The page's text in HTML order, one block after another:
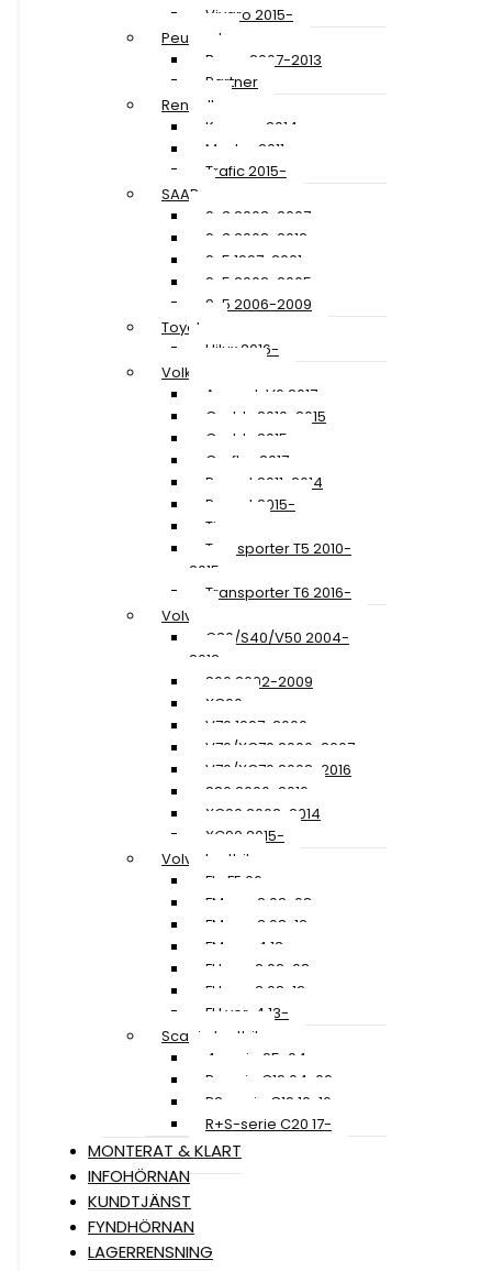
Vivaro 2015-
Peugeot
Boxer 2007-2013
Partner
Renault
Kangoo 2014-
Master 2011-
Trafic 2015-
SAAB
9-3 2003-2007
9-3 2008-2012
9-5 1997-2001
9-5 2002-2005
9-5 2006-2009
Toyota
Hilux 2016-
Volkswagen
Amarok V6 2017-
Caddy 2010-2015
Caddy 2015-
Crafter 2017-
Passat 2011-2014
Passat 2015-
Tiguan
Transporter T5 2010-
2015
Transporter T6 2016-
Volvo
C30/S40/V50 2004-
2012
S60 2002-2009
XC60
V70 1997-2000
V70/XC70 2000-2007
V70/XC70 2008-2016
S80 2006-2016
XC90 2002-2014
XC90 2015-
Volvo Lastbil
FL+FE 06-
FM ver. 2 02-08
FM ver. 3 08-12
FM ver. 4 13-
FH ver. 2 02-08
FH ver. 3 08-12
FH ver. 4 13-
Scania Lastbil
4-serie 95-04
R-serie C19 04-09
R2-serie C19 10-16
R+S-serie C20 17-
MONTERAT & KLART
INFOHÖRNAN
KUNDTJÄNST
FYNDHÖRNAN
LAGERRENSNING